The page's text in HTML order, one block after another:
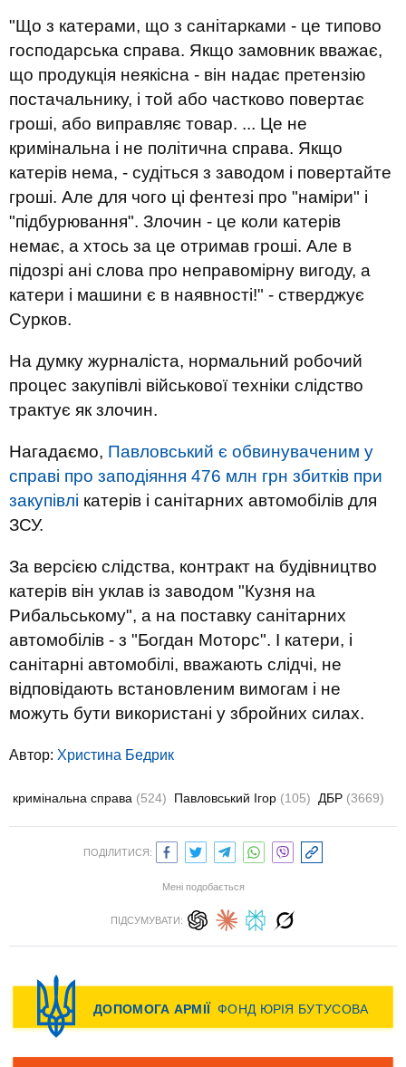
"Що з катерами, що з санітарками - це типово
господарська справа. Якщо замовник вважає,
що продукція неякісна - він надає претензію
постачальнику, і той або частково повертає
гроші, або виправляє товар. ... Це не
кримінальна і не політична справа. Якщо
катерів нема, - судіться з заводом і повертайте
гроші. Але для чого ці фентезі про "наміри" і
"підбурювання". Злочин - це коли катерів
немає, а хтось за це отримав гроші. Але в
підозрі ані слова про неправомірну вигоду, а
катери і машини є в наявності!" - стверджує
Сурков.
На думку журналіста, нормальний робочий
процес закупівлі військової техніки слідство
трактує як злочин.
Нагадаємо, Павловський є обвинуваченим у
справі про заподіяння 476 млн грн збитків при
закупівлі катерів і санітарних автомобілів для
ЗСУ.
За версією слідства, контракт на будівництво
катерів він уклав із заводом "Кузня на
Рибальському", а на поставку санітарних
автомобілів - з "Богдан Моторс". І катери, і
санітарні автомобілі, вважають слідчі, не
відповідають встановленим вимогам і не
можуть бути використані у збройних силах.
Автор: Христина Бедрик
кримінальна справа (524) Павловський Ігор (105) ДБР (3669)
ПОДІЛИТИСЯ:
Мені подобається
ПІДСУМУВАТИ: